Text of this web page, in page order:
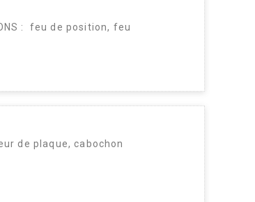
: feu de position, feu
de plaque, cabochon